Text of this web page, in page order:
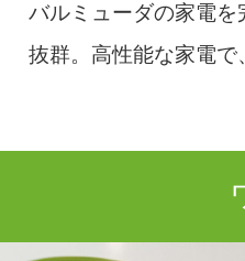
バルミューダの家電
抜群。高性能な家電